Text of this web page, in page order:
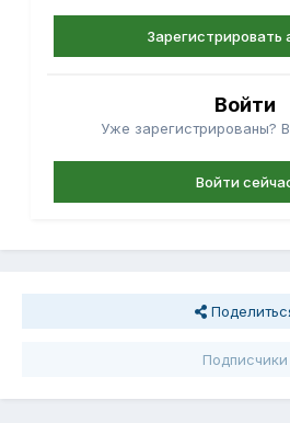
Зарегистрировать
Войти
Уже зарегистрированы?
Войти
Подписчики